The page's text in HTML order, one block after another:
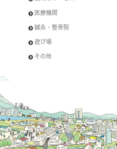
医療機関
鍼灸・整骨院
遊び場
その他